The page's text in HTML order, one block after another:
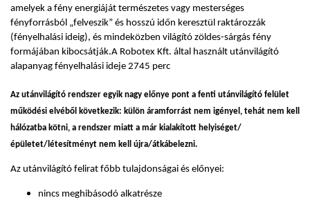
amelyek a fény energiáját természetes vagy mesterséges
fényforrásból „felveszik” és hosszú időn keresztül raktározzák
(fényelhalási ideig), és mindeközben világító zöldes-sárgás fény
formájában kibocsátják.A Robotex Kft. által használt utánvilágító
alapanyag fényelhalási ideje 2745 perc
Az utánvilágító rendszer egyik nagy előnye pont a fenti utánvilágító felület
működési elvéből következik: külön áramforrást nem igényel, tehát nem kell
hálózatba kötni, a rendszer miatt a már kialakított helyiséget/
épületet/létesítményt nem kell újra/átkábelezni.
Az utánvilágító felirat főbb tulajdonságai és előnyei:
nincs meghibásodó alkatrésze